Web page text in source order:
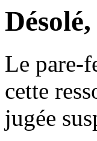
Le pare-
cette
jugée